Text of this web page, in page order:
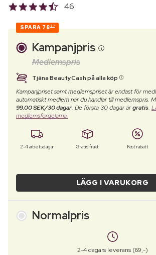
46
SPARA 78 67
Kampanjpris
Medlemspris
Tjäna BeautyCash på alla köp
Kampanjpriset samt medlemspriset är endast för
automatiskt medlem när du handlar till medlemspris.
99.00 SEK/30 dagar. De första 30 dagar ärgratis.
medlemsfördelarna.
2-4 arbetsdagar Gratis frakt Fast rabatt
LÄGG I VARUKORG
Normalpris
2-4 dagars leverans (69,-)